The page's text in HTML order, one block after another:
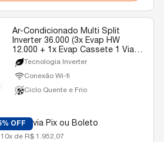
Ar-Condicionado Multi Split
Inverter 36.000 (3x Evap HW
12.000 + 1x Evap Cassete 1 Via
18.000) Gree Quente/Frio R-32
220v
Tecnologia Inverter
Conexão Wi-fi
Ciclo Quente e Frio
OFF via Pix ou Boleto
de R$ 1.952,07